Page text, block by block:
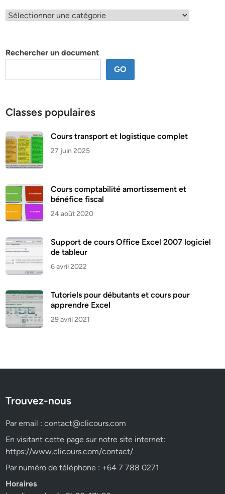
Classification
Rechercher un document
GO
Classes populaires
Cours transport et logistique complet
27 juin 2025
Cours comptabilité amortissement et
bénéfice fiscal
24 août 2020
Support de cours Office Excel 2007 logiciel
de tableur
6 avril 2022
Tutoriels pour débutants et cours pour
apprendre Excel
29 avril 2021
Trouvez-nous
Par email :contact@clicours.com
En visitant cette page sur notre site internet:
https://www.clicours.com/contact/
Par numéro de téléphone : +64 7 788 0271
Horaires